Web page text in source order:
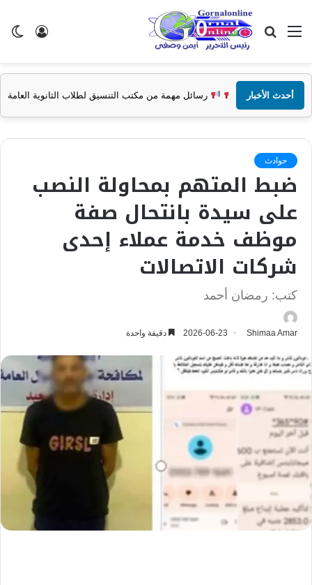
تسجيل
القائمة بحث
عن
أحدث الأخباررسائل مهمة من مكتب التنسيق لطلاب الثانوية العامة
حوادث
ضبط المتهم بمحاولة النصب
على سيدة بانتحال صفة
موظف خدمة عملاء إحدى
شركات الاتصالات
كتب: رمضان أحمد
Shimaa Amar
2026-06-23 دقيقة واحدة